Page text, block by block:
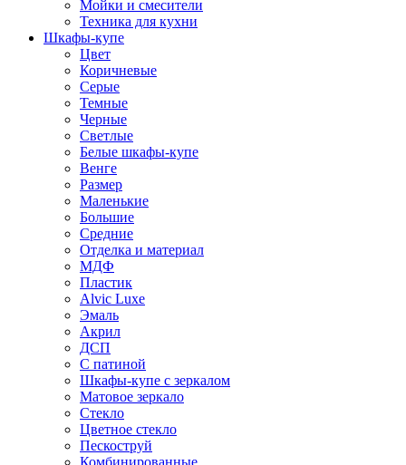
Мойки и смесители
Техника для кухни
Шкафы-купе
Цвет
Коричневые
Серые
Темные
Черные
Светлые
Белые шкафы-купе
Венге
Размер
Маленькие
Большие
Средние
Отделка и материал
МДФ
Пластик
Alvic Luxe
Эмаль
Акрил
ДСП
С патиной
Шкафы-купе с зеркалом
Матовое зеркало
Стекло
Цветное стекло
Пескоструй
Комбинированные